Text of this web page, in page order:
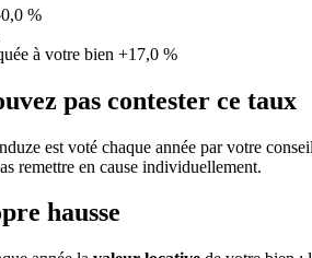
0,0 %
à votre bien +17,0 %
pas contester ce taux
est voté chaque année par votre
remettre en cause individuellement.
hausse